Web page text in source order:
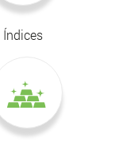
Índices